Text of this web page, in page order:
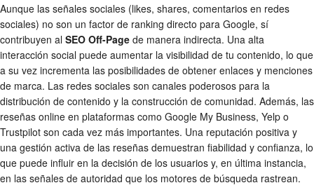
Aunque las señales sociales (likes, shares, comentarios en redes
sociales) no son un factor de ranking directo para Google, sí
contribuyen al SEO Off-Page de manera indirecta. Una alta
interacción social puede aumentar la visibilidad de tu contenido, lo que
a su vez incrementa las posibilidades de obtener enlaces y menciones
de marca. Las redes sociales son canales poderosos para la
distribución de contenido y la construcción de comunidad. Además, las
reseñas online en plataformas como Google My Business, Yelp o
Trustpilot son cada vez más importantes. Una reputación positiva y
una gestión activa de las reseñas demuestran fiabilidad y confianza, lo
que puede influir en la decisión de los usuarios y, en última instancia,
en las señales de autoridad que los motores de búsqueda rastrean.